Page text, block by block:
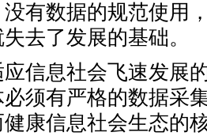
有数据的规范使用
去了发展的基础。
息社会飞速发展
须有严格的数据采
康信息社会生态的